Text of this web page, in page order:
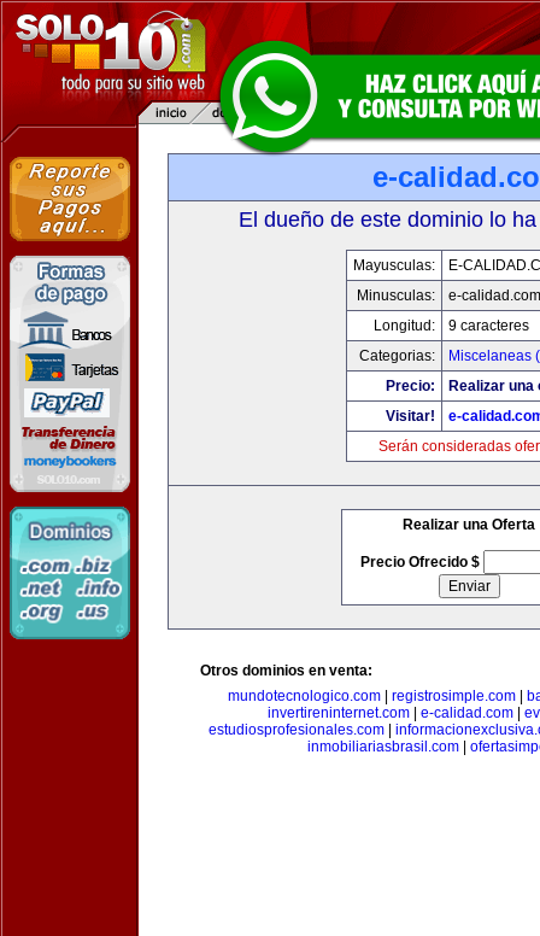
e-
El dueño de este dominio lo
Mayusculas:
E-
Minusculas:
e-calidad.com
Longitud:
9 caracteres
Categorias:
Miscelaneas
Precio:
Realizar una
Visitar!
e-
Serán consideradas
Realizar una Oferta
Precio Ofrecido $
Otros dominios en venta:
mundotecnologico.com| registrosimple.com|
invertireninternet.com| e-calidad.com|
estudiosprofesionales.com|
inmobiliariasbrasil.com